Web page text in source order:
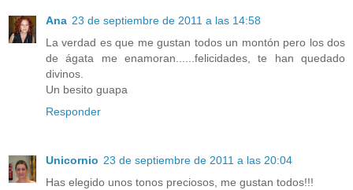
Ana 23 de septiembre de 2011 a las 14:58
La verdad es que me gustan todos un montón pero los dos
de ágata me enamoran......felicidades, te han quedado
divinos.
Un besito guapa
Responder
Unicornio 23 de septiembre de 2011 a las 20:04
Has elegido unos tonos preciosos, me gustan todos!!!